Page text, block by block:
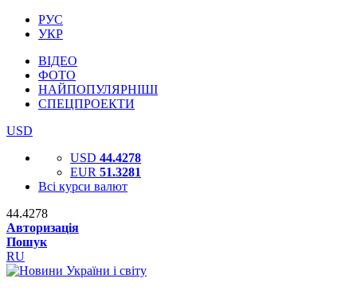
РУС
УКР
ВІДЕО
ФОТО
НАЙПОПУЛЯРНІШІ
СПЕЦПРОЕКТИ
USD
USD 44.4278
EUR 51.3281
Всі курси валют
44.4278
Авторизація
Пошук
RU